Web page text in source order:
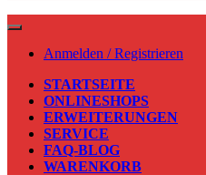
Anmelden / Registrieren
STARTSEITE
ONLINESHOPS
ERWEITERUNGEN
SERVICE
FAQ-BLOG
WARENKORB